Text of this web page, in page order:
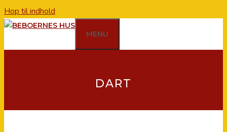
Hop til indhold
MENU
DART